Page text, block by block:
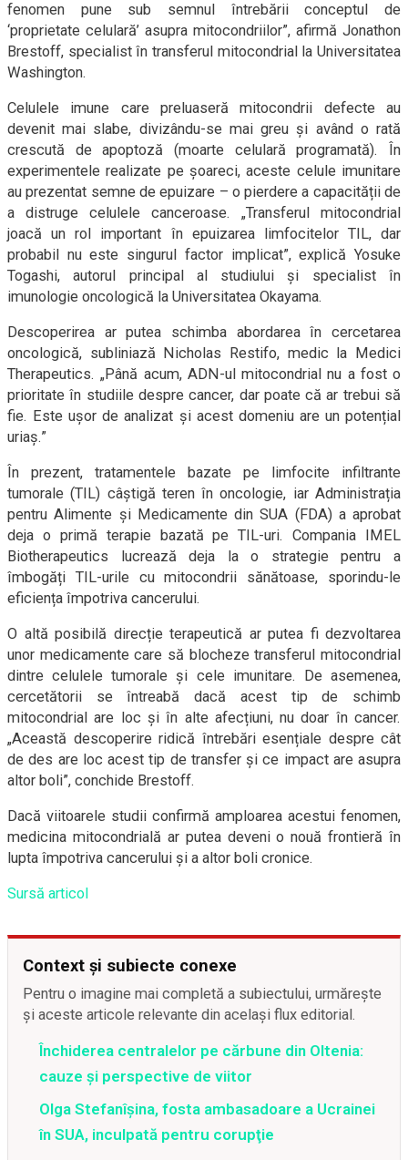
fenomen pune sub semnul întrebării conceptul de
‘proprietate celulară’ asupra mitocondriilor”, afirmă Jonathon
Brestoff, specialist în transferul mitocondrial la Universitatea
Washington.
Celulele imune care preluaseră mitocondrii defecte au
devenit mai slabe, divizându-se mai greu și având o rată
crescută de apoptoză (moarte celulară programată). În
experimentele realizate pe șoareci, aceste celule imunitare
au prezentat semne de epuizare – o pierdere a capacității de
a distruge celulele canceroase. „Transferul mitocondrial
joacă un rol important în epuizarea limfocitelor TIL, dar
probabil nu este singurul factor implicat”, explică Yosuke
Togashi, autorul principal al studiului și specialist în
imunologie oncologică la Universitatea Okayama.
Descoperirea ar putea schimba abordarea în cercetarea
oncologică, subliniază Nicholas Restifo, medic la Medici
Therapeutics. „Până acum, ADN-ul mitocondrial nu a fost o
prioritate în studiile despre cancer, dar poate că ar trebui să
fie. Este ușor de analizat și acest domeniu are un potențial
uriaș.”
În prezent, tratamentele bazate pe limfocite infiltrante
tumorale (TIL) câștigă teren în oncologie, iar Administrația
pentru Alimente și Medicamente din SUA (FDA) a aprobat
deja o primă terapie bazată pe TIL-uri. Compania IMEL
Biotherapeutics lucrează deja la o strategie pentru a
îmbogăți TIL-urile cu mitocondrii sănătoase, sporindu-le
eficiența împotriva cancerului.
O altă posibilă direcție terapeutică ar putea fi dezvoltarea
unor medicamente care să blocheze transferul mitocondrial
dintre celulele tumorale și cele imunitare. De asemenea,
cercetătorii se întreabă dacă acest tip de schimb
mitocondrial are loc și în alte afecțiuni, nu doar în cancer.
„Această descoperire ridică întrebări esențiale despre cât
de des are loc acest tip de transfer și ce impact are asupra
altor boli”, conchide Brestoff.
Dacă viitoarele studii confirmă amploarea acestui fenomen,
medicina mitocondrială ar putea deveni o nouă frontieră în
lupta împotriva cancerului și a altor boli cronice.
Sursă articol
Context și subiecte conexe
Pentru o imagine mai completă a subiectului, urmărește
și aceste articole relevante din același flux editorial.
Închiderea centralelor pe cărbune din Oltenia:
cauze și perspective de viitor
Olga Stefanîşina, fosta ambasadoare a Ucrainei
în SUA, inculpată pentru corupţie